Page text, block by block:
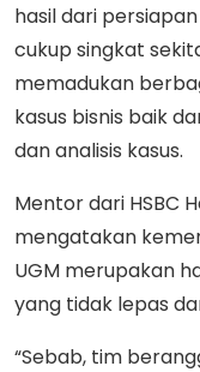
hasil dari
cukup singkat
memadukan
kasus bisnis baik
dan analisis kasus.
Mentor dari HSBC
mengatakan
UGM merupakan
yang tidak lepas
“Sebab, tim